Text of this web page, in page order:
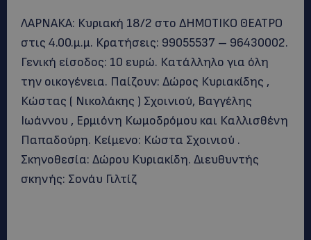
ΛΑΡΝΑΚΑ: Κυριακή 18/2 στο ΔΗΜΟΤΙΚΟ ΘΕΑΤΡΟ
στις 4.00.μ.μ. Κρατήσεις: 99055537 – 96430002.
Γενική είσοδος: 10 ευρώ. Κατάλληλο για όλη
την οικογένεια. Παίζουν: Δώρος Κυριακίδης ,
Κώστας ( Νικολάκης ) Σχοινιού, Βαγγέλης
Ιωάννου , Ερμιόνη Κωμοδρόμου και Καλλισθένη
Παπαδούρη. Κείμενο: Κώστα Σχοινιού .
Σκηνοθεσία: Δώρου Κυριακίδη. Διευθυντής
σκηνής: Σονάυ Γιλτίζ